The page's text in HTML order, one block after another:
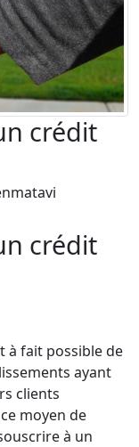
crédit
crédit
à fait possible de
ayant
clients
moyen de
à un